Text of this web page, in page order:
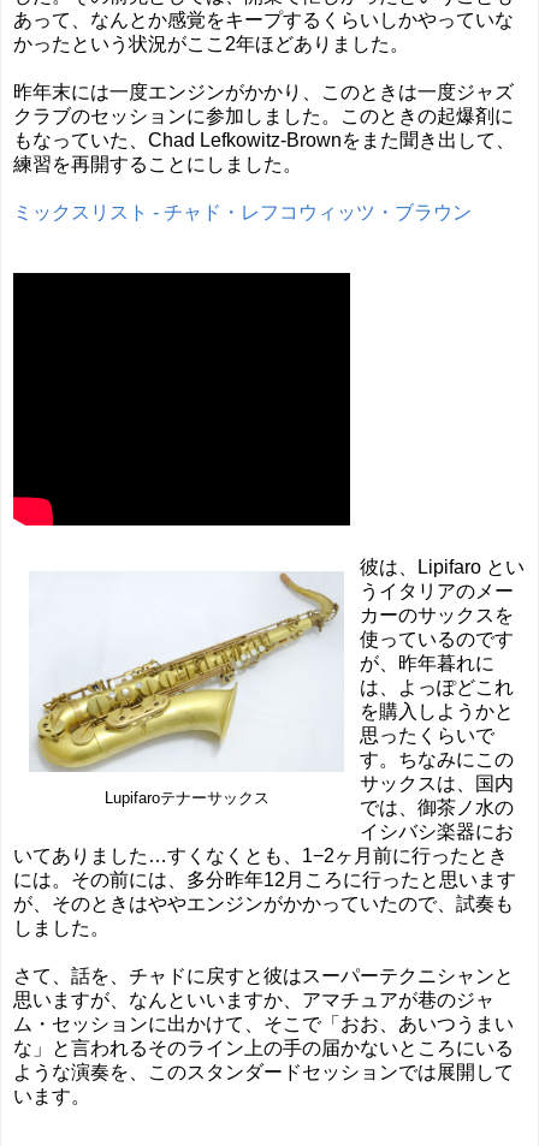
あって、なんとか感覚をキープするくらいしかやっていな
かったという状況がここ2年ほどありました。
昨年末には一度エンジンがかかり、このときは一度ジャズ
クラブのセッションに参加しました。このときの起爆剤に
もなっていた、Chad Lefkowitz-Brownをまた聞き出して、
練習を再開することにしました。
ミックスリスト - チャド・レフコウィッツ・ブラウン
Lupifaroテナーサックス
彼は、Lipifaro とい
うイタリアのメー
カーのサックスを
使っているのです
が、昨年暮れに
は、よっぽどこれ
を購入しようかと
思ったくらいで
す。ちなみにこの
サックスは、国内
では、御茶ノ水の
イシバシ楽器にお
いてありました…すくなくとも、1−2ヶ月前に行ったとき
には。その前には、多分昨年12月ころに行ったと思います
が、そのときはややエンジンがかかっていたので、試奏も
しました。
さて、話を、チャドに戻すと彼はスーパーテクニシャンと
思いますが、なんといいますか、アマチュアが巷のジャ
ム・セッションに出かけて、そこで「おお、あいつうまい
な」と言われるそのライン上の手の届かないところにいる
ような演奏を、このスタンダードセッションでは展開して
います。